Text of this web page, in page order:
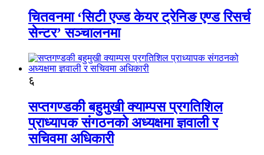
चितवनमा ‘सिटी एज्ड केयर ट्रेनिङ एण्ड रिसर्च
सेन्टर’ सञ्चालनमा
६
सप्तगण्डकी बहुमुखी क्याम्पस प्रगतिशिल
प्राध्यापक संगठनको अध्यक्षमा ज्ञवाली र
सचिवमा अधिकारी